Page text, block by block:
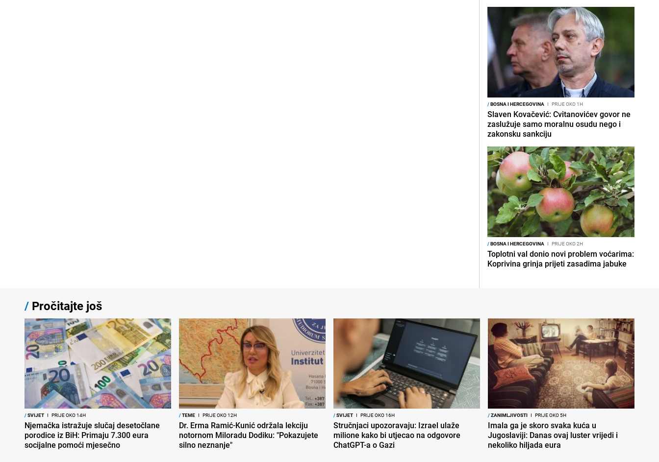
/BOSNA I HERCEGOVINA I PRIJE OKO 1H
Slaven Kovačević: Cvitanovićev govor ne
zaslužuje samo moralnu osudu nego i
zakonsku sankciju
/BOSNA I HERCEGOVINA I PRIJE OKO 2H
Toplotni val donio novi problem voćarima:
Koprivina grinja prijeti zasadima jabuke
/ Pročitajte još
/SVIJET I PRIJE OKO 14H
Njemačka istražuje slučaj desetočlane
porodice iz BiH: Primaju 7.300 eura
socijalne pomoći mjesečno
/TEME I PRIJE OKO 12H
Dr. Erma Ramić-Kunić održala lekciju
notornom Miloradu Dodiku: "Pokazujete
silno neznanje"
/SVIJET I PRIJE OKO 16H
Stručnjaci upozoravaju: Izrael ulaže
milione kako bi utjecao na odgovore
ChatGPT-a o Gazi
/ZANIMLJIVOSTI I PRIJE OKO 5H
Imala ga je skoro svaka kuća u
Jugoslaviji: Danas ovaj luster vrijedi i
nekoliko hiljada eura